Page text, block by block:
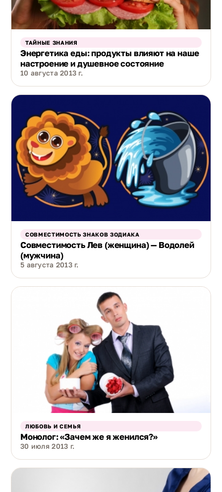
ТАЙНЫЕ ЗНАНИЯ
Энергетика еды: продукты влияют на наше
настроение и душевное состояние
10 августа 2013 г.
СОВМЕСТИМОСТЬ ЗНАКОВ ЗОДИАКА
Совместимость Лев (женщина) — Водолей
(мужчина)
5 августа 2013 г.
ЛЮБОВЬ И СЕМЬЯ
Монолог: «Зачем же я женился?»
30 июля 2013 г.